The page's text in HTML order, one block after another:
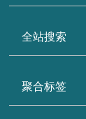
全站搜索
聚合标签